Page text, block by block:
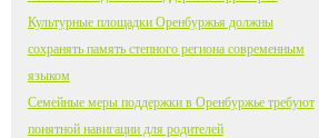
Культурные площадки Оренбуржья должны
сохранять память степного региона современным
языком
Семейные меры поддержки в Оренбуржье требуют
понятной навигации для родителей